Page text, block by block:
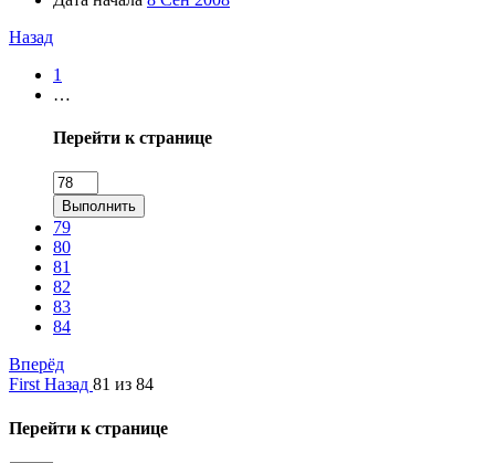
Назад
1
…
Перейти к странице
Выполнить
79
80
81
82
83
84
Вперёд
First Назад 81 из 84
Перейти к странице